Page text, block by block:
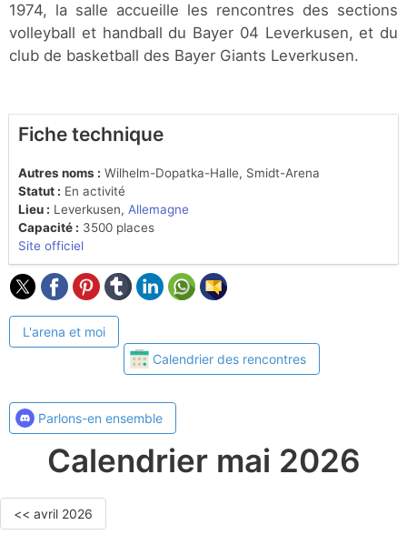
1974, la salle accueille les rencontres des sections
volleyball et handball du Bayer 04 Leverkusen, et du
club de basketball des Bayer Giants Leverkusen.
Fiche technique
Autres noms : Wilhelm-Dopatka-Halle, Smidt-Arena
Statut : En activité
Lieu : Leverkusen, Allemagne
Capacité : 3500 places
Site officiel
L'arena et moi
Calendrier des rencontres
Parlons-en ensemble
Calendrier mai 2026
<< avril 2026